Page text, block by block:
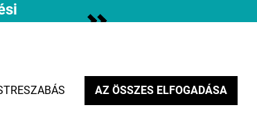
AZ ÖSSZES ELFOGADÁSA